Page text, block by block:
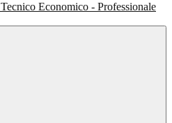
Tecnico Economico - Professionale